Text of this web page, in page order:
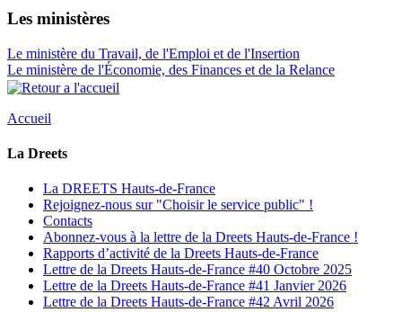
Les ministères
Le ministère du Travail, de l'Emploi et de l'Insertion
Le ministère de l'Économie, des Finances et de la Relance
Accueil
La Dreets
La DREETS Hauts-de-France
Rejoignez-nous sur "Choisir le service public" !
Contacts
Abonnez-vous à la lettre de la Dreets Hauts-de-France !
Rapports d’activité de la Dreets Hauts-de-France
Lettre de la Dreets Hauts-de-France #40 Octobre 2025
Lettre de la Dreets Hauts-de-France #41 Janvier 2026
Lettre de la Dreets Hauts-de-France #42 Avril 2026